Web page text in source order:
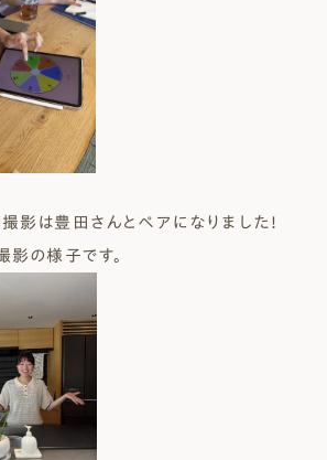
影は豊田さんとペアになりました！
影の様子です。